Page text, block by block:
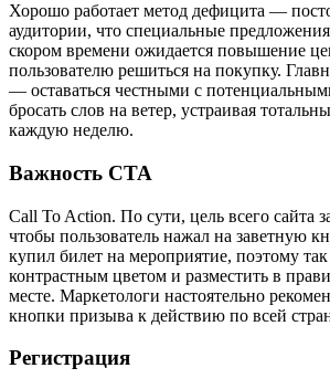
Хорошо работает метод дефицита —
аудитории, что специальные
скором времени ожидается повышение
пользователю решиться на покупку.
— оставаться честными с
бросать слов на ветер, устраивая
каждую неделю.
Важность СТА
Call To Action. По сути, цель всего сайта
чтобы пользователь нажал на заветную
купил билет на мероприятие, поэтому
контрастным цветом и разместить в
месте. Маркетологи настоятельно
кнопки призыва к действию по всей
Регистрация